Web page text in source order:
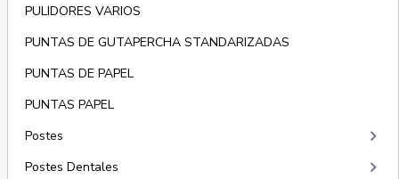
PULIDORES VARIOS
PUNTAS DE GUTAPERCHA STANDARIZADAS
PUNTAS DE PAPEL
PUNTAS PAPEL
Postes
keyboard_arrow_right
Postes Dentales keyboard_arrow_right